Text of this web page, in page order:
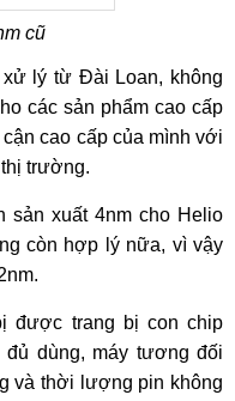
cũ
xử lý từ Đài Loan, không
các sản phẩm cao cấp
cao cấp của mình với
trường.
sản xuất 4nm cho Helio
còn hợp lý nữa, vì vậy
được trang bị con chip
dùng, máy tương đối
và thời lượng pin không